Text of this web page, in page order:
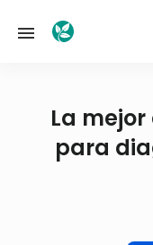
La mejor
para